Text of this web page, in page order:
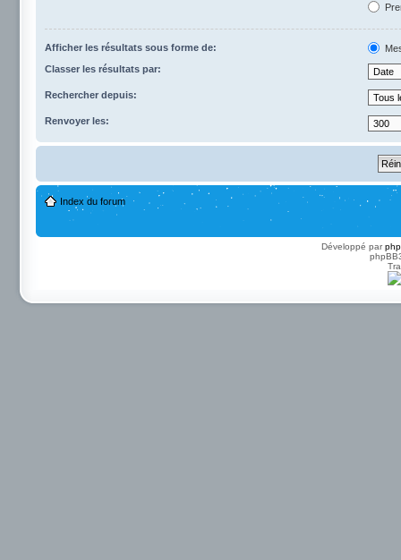
Afficher les résultats sous forme de:
Classer les résultats par:
Rechercher depuis:
Renvoyer les:
Index du forum
Développé par